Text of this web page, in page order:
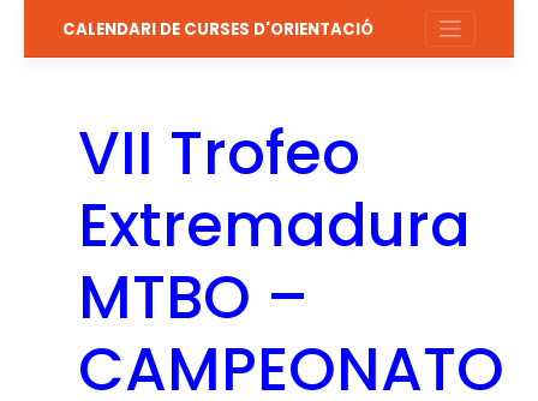
contingut
CALENDARI DE CURSES D'ORIENTACIÓ
VII Trofeo
Extremadura
MTBO –
CAMPEONATO